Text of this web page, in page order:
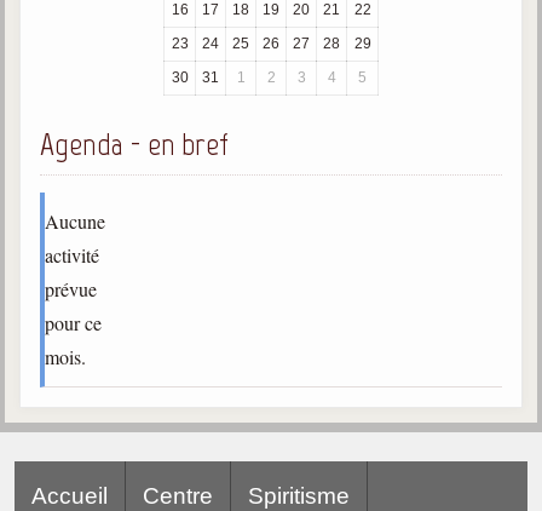
Sujets du mois
Enregistrements
Powerpoints
Cours dispensés au Centre
L'Agora
Posez-nous des questions
Consultez les réponses
16
17 18 19 20 21
22
23
24 25 26 27 28
29
30
31 1 2 3 4 5
Agenda - en bref
Aucune
activité
prévue
pour ce
mois.
Accueil Centre Spiritisme